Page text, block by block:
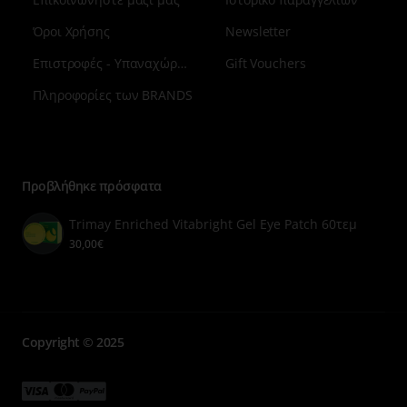
ελαστικότητα του δέρματος, προσφέροντας μια
ολοκληρωμένη λύση για μια υγιή και φρέσκια εμφάνιση.
7
Όροι Χρήσης
Επιστροφές - Υπαναχώρηση
Πληροφορίες των BRANDS
Newsletter
Gift Vouchers
Προβλήθηκε πρόσφατα
Trimay Enriched Vitabright Gel Eye Patch 60τεμ
30,00€
Copyright © 2025